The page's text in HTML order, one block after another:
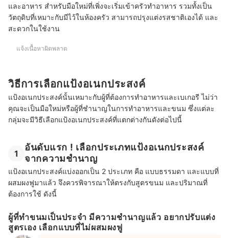
และอาหาร สำหรับมือใหม่ที่เพิ่งจะเริ่มเข้าครัวทำอาหาร รวมทั้งเป็น
วัตถุดิบที่เหมาะกับมีไว้ในห้องครัว สามารถปรุงแต่งรสชาติเองได้ และ
สะดวกในใช้งาน
แจ้งเนื้อหาผิดพลาด
วิธีการเลือกแป้งอเนกประสงค์
แป้งอเนกประสงค์นั้นเหมาะกับผู้ที่ต้องการทำอาหารและเบเกอรี ไม่ว่า
คุณจะเป็นมือใหม่หรือผู้ที่ชำนาญในการทำอาหารและขนม ซึ่งแต่ละ
กลุ่มจะมีวิธีเลือกแป้งอเนกประสงค์ที่แตกต่างกันดังต่อไปนี้
1
อันดับแรก ! เลือกประเภทแป้งอเนกประสงค์
จากความชำนาญ
แป้งอเนกประสงค์แบ่งออกเป็น 2 ประเภท คือ แบบธรรมดา และแบบที่
ผสมผงฟูมาแล้ว จึงควรพิจารณาให้ตรงกับสูตรขนม และปริมาณที่
ต้องการใช้ ดังนี้
ผู้ที่ทำขนมเป็นประจำ มีความชำนาญแล้ว อยากปรับแต่ง
สูตรเอง เลือกแบบที่ไม่ผสมผงฟู